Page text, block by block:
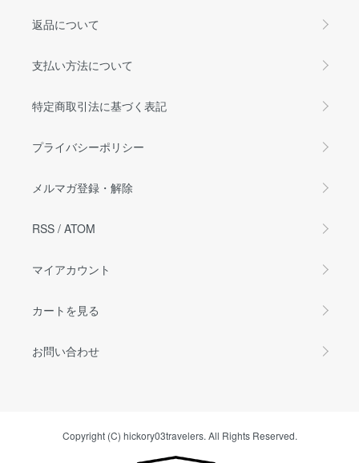
返品について
支払い方法について
特定商取引法に基づく表記
プライバシーポリシー
メルマガ登録・解除
RSS / ATOM
マイアカウント
カートを見る
お問い合わせ
Copyright (C) hickory03travelers. All Rights Reserved.